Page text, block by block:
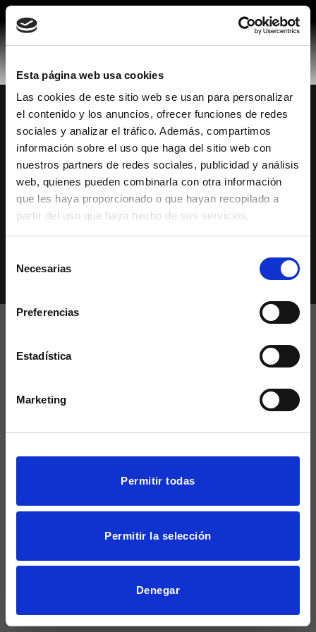
Esta página web usa cookies
Las cookies de este sitio web se usan para personalizar
el contenido y los anuncios, ofrecer funciones de redes
sociales y analizar el tráfico. Además, compartimos
información sobre el uso que haga del sitio web con
nuestros partners de redes sociales, publicidad y análisis
web, quienes pueden combinarla con otra información
que les haya proporcionado o que hayan recopilado a
partir del uso que haya hecho de sus servicios.
Necesarias
Preferencias
Estadística
Marketing
Mostrar detalles
Permitir todas
Permitir la selección
Denegar
Skip
content
Made in Spain © 2026 Mobiliario Auxiliar de Diseño, S.L.
Política de privacidad
Política de cookies
Aviso legal
Canal de denuncias
Código ético